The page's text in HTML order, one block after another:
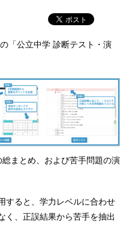
「公立中学 診断テスト・演
まとめ、および苦手問題の演
すると、学力レベルに合わせ
く、正誤結果から苦手を抽出